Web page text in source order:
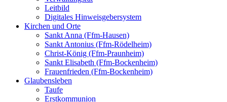
Leitbild
Digitales Hinweisgebersystem
Kirchen und Orte
Sankt Anna (Ffm-Hausen)
Sankt Antonius (Ffm-Rödelheim)
Christ-König (Ffm-Praunheim)
Sankt Elisabeth (Ffm-Bockenheim)
Frauenfrieden (Ffm-Bockenheim)
Glaubensleben
Taufe
Erstkommunion